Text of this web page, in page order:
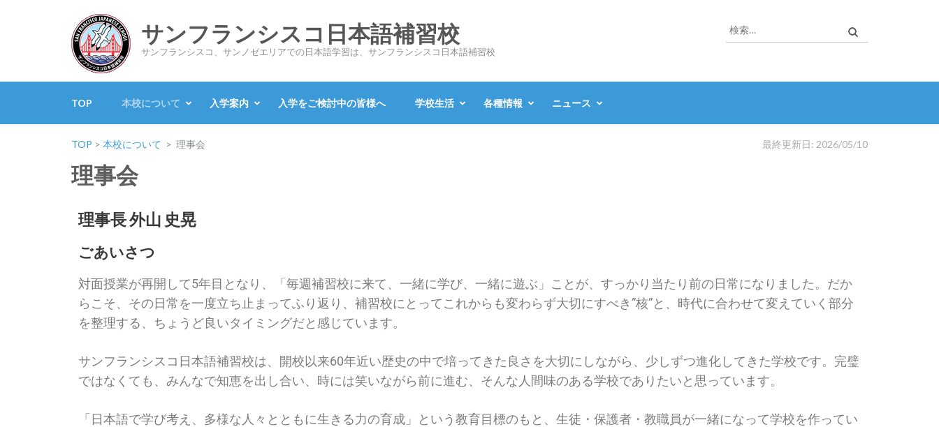
サンフランシスコ日本語補習校
サンフランシスコ、サンノゼエリアでの日本語学習は、サンフランシスコ日本語補習校
TOP 本校について 入学案内 入学をご検討中の皆様へ 学校生活 各種情報 ニュース
TOP > 本校について > 理事会 最終更新日: 2026/05/10
理事会
理事長 外山 史晃
ごあいさつ
対面授業が再開して5年目となり、「毎週補習校に来て、一緒に学び、一緒に遊ぶ」ことが、すっかり当たり前の日常になりました。だか
らこそ、その日常を一度立ち止まってふり返り、補習校にとってこれからも変わらず大切にすべき”核”と、時代に合わせて変えていく部分
を整理する、ちょうど良いタイミングだと感じています。
サンフランシスコ日本語補習校は、開校以来60年近い歴史の中で培ってきた良さを大切にしながら、少しずつ進化してきた学校です。完璧
ではなくても、みんなで知恵を出し合い、時には笑いながら前に進む、そんな人間味のある学校でありたいと思っています。
「日本語で学び考え、多様な人々とともに生きる力の育成」という教育目標のもと、生徒・保護者・教職員が一緒になって学校を作ってい